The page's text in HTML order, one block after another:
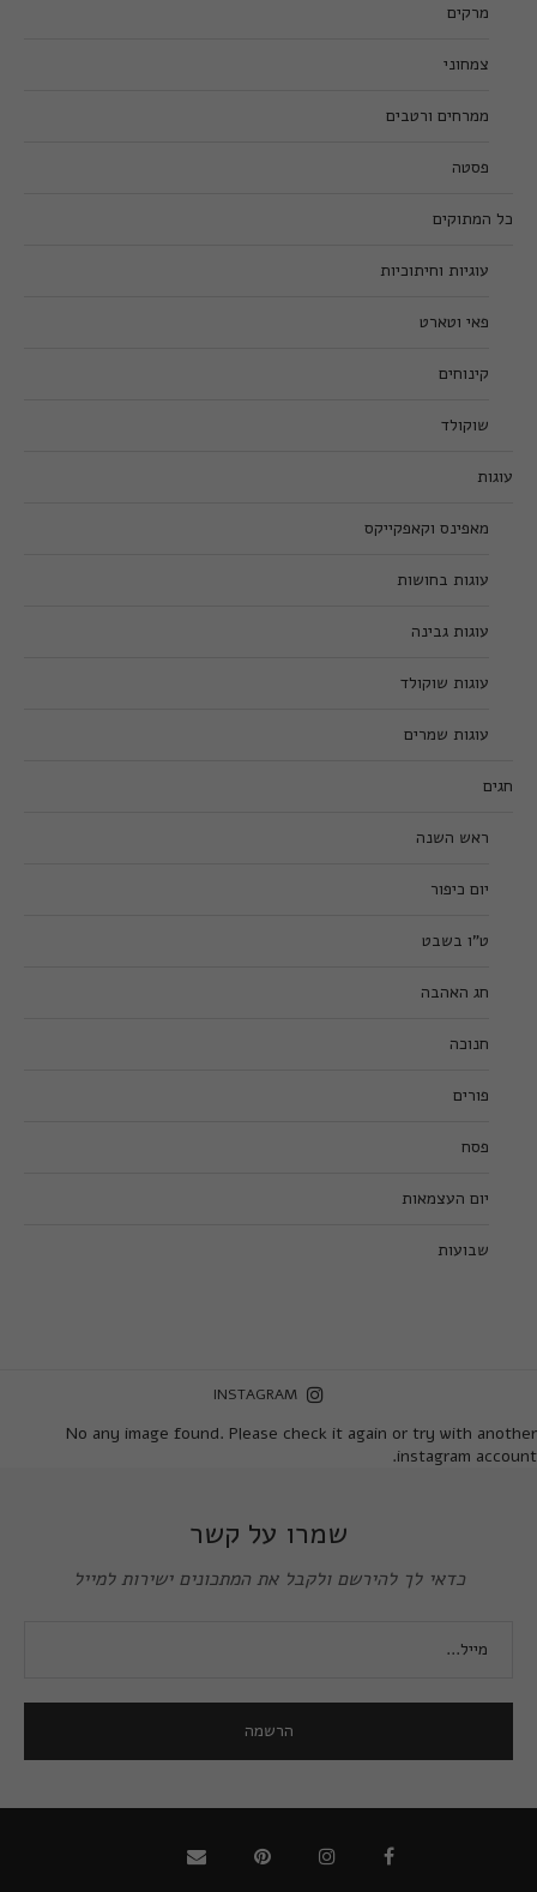
מרקים
צמחוני
ממרחים ורטבים
פסטה
כל המתוקים
עוגיות וחיתוכיות
פאי וטארט
קינוחים
שוקולד
עוגות
מאפינס וקאפקייקס
עוגות בחושות
עוגות גבינה
עוגות שוקולד
עוגות שמרים
חגים
ראש השנה
יום כיפור
ט”ו בשבט
חג האהבה
חנוכה
פורים
פסח
יום העצמאות
שבועות
INSTAGRAM
No any image found. Please check it again or try with another
instagram account.
שמרו על קשר
כדאי לך להירשם ולקבל את המתכונים ישירות למייל